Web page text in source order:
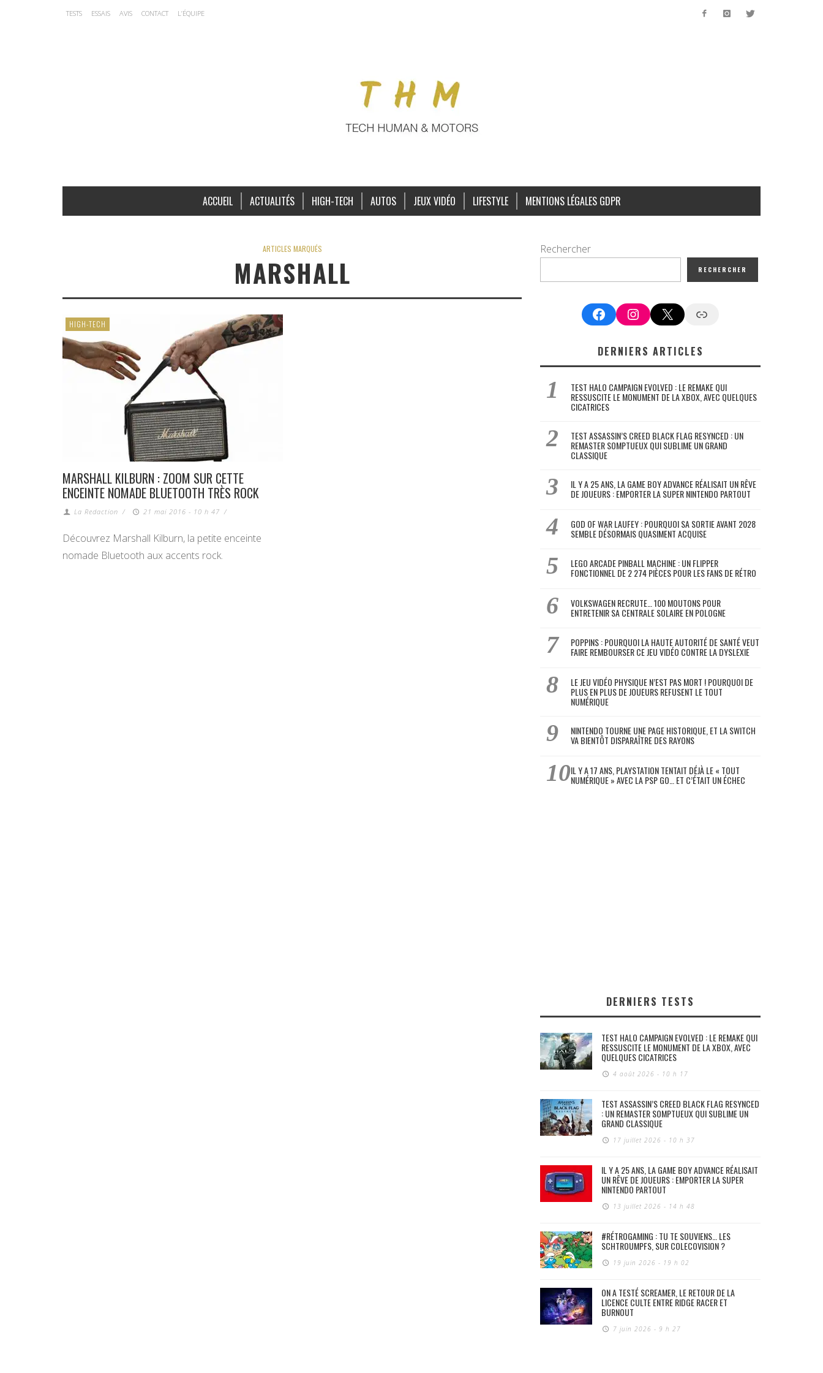
TESTS ESSAIS AVIS CONTACT L’ÉQUIPE
ACCUEIL ACTUALITÉS HIGH-TECH AUTOS JEUX VIDÉO LIFESTYLE MENTIONS LÉGALES GDPR
ARTICLES MARQUÉS
MARSHALL
HIGH-TECH
MARSHALL KILBURN : ZOOM SUR CETTE
ENCEINTE NOMADE BLUETOOTH TRÈS ROCK
La Redaction / 21 mai 2016 - 10 h 47 /
Découvrez Marshall Kilburn, la petite enceinte
nomade Bluetooth aux accents rock.
Rechercher
RECHERCHER
FacebookInstagram
X Google News
DERNIERS ARTICLES
TEST HALO CAMPAIGN EVOLVED : LE REMAKE QUI
RESSUSCITE LE MONUMENT DE LA XBOX, AVEC QUELQUES
CICATRICES
TEST ASSASSIN’S CREED BLACK FLAG RESYNCED : UN
REMASTER SOMPTUEUX QUI SUBLIME UN GRAND
CLASSIQUE
IL Y A 25 ANS, LA GAME BOY ADVANCE RÉALISAIT UN RÊVE
DE JOUEURS : EMPORTER LA SUPER NINTENDO PARTOUT
GOD OF WAR LAUFEY : POURQUOI SA SORTIE AVANT 2028
SEMBLE DÉSORMAIS QUASIMENT ACQUISE
LEGO ARCADE PINBALL MACHINE : UN FLIPPER
FONCTIONNEL DE 2 274 PIÈCES POUR LES FANS DE RÉTRO
VOLKSWAGEN RECRUTE… 100 MOUTONS POUR
ENTRETENIR SA CENTRALE SOLAIRE EN POLOGNE
POPPINS : POURQUOI LA HAUTE AUTORITÉ DE SANTÉ VEUT
FAIRE REMBOURSER CE JEU VIDÉO CONTRE LA DYSLEXIE
LE JEU VIDÉO PHYSIQUE N’EST PAS MORT ! POURQUOI DE
PLUS EN PLUS DE JOUEURS REFUSENT LE TOUT
NUMÉRIQUE
NINTENDO TOURNE UNE PAGE HISTORIQUE, ET LA SWITCH
VA BIENTÔT DISPARAÎTRE DES RAYONS
IL Y A 17 ANS, PLAYSTATION TENTAIT DÉJÀ LE « TOUT
NUMÉRIQUE » AVEC LA PSP GO… ET C’ÉTAIT UN ÉCHEC
DERNIERS TESTS
TEST HALO CAMPAIGN EVOLVED : LE REMAKE QUI
RESSUSCITE LE MONUMENT DE LA XBOX, AVEC
QUELQUES CICATRICES
4 août 2026 - 10 h 17
TEST ASSASSIN’S CREED BLACK FLAG RESYNCED
: UN REMASTER SOMPTUEUX QUI SUBLIME UN
GRAND CLASSIQUE
17 juillet 2026 - 10 h 37
IL Y A 25 ANS, LA GAME BOY ADVANCE RÉALISAIT
UN RÊVE DE JOUEURS : EMPORTER LA SUPER
NINTENDO PARTOUT
13 juillet 2026 - 14 h 48
#RÉTROGAMING : TU TE SOUVIENS… LES
SCHTROUMPFS, SUR COLECOVISION ?
19 juin 2026 - 19 h 02
ON A TESTÉ SCREAMER, LE RETOUR DE LA
LICENCE CULTE ENTRE RIDGE RACER ET
BURNOUT
7 juin 2026 - 9 h 27